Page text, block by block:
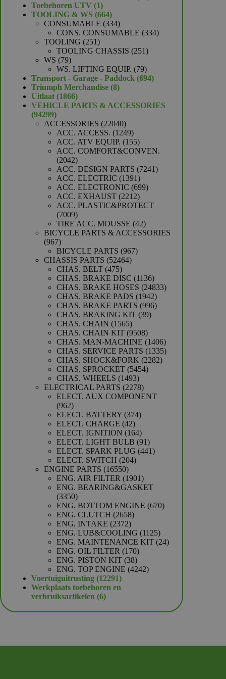
Toebehoren UTV 11
product
TOOLING & WS 664664
producten
CONSUMABLE 334334
producten
CONS. CONSUMABLE 334334
TOOLING 251251
producten
TOOLING CHASSIS 251251
WS 7979
producten
WS. LIFTING EQUIP. 7979
producten
Transport - Garage - Paddock 694694
Triumph Merchandise 88
Uitlaat 18661866
producten
VEHICLE PARTS & ACCESSORIES
9429994299
producten
ACCESSORIES 2204022040
producten
ACC. ACCESS. 12491249
producten
ACC. ATV EQUIP. 155155
producten
ACC. COMFORT&CONVEN.
20422042
producten
ACC. DESIGN PARTS 72417241
ACC. ELECTRIC 13911391
producten
ACC. ELECTRONIC 699699
ACC. EXHAUST 22122212
producten
ACC. PLASTIC&PROTECT
70097009
producten
TIRE ACC. MOUSSE 4242
producten
BICYCLE PARTS & ACCESSORIES
967967
producten
BICYCLE PARTS 967967
CHASSIS PARTS 5246452464
CHAS. BELT 475475
producten
CHAS. BRAKE DISC 11361136
producten
CHAS. BRAKE HOSES 2483324833
CHAS. BRAKE PADS 19421942
producten
CHAS. BRAKE PARTS 996996
CHAS. BRAKING KIT 3939
CHAS. CHAIN 15651565
producten
CHAS. CHAIN KIT 95089508
producten
CHAS. MAN-MACHINE 14061406
producten
CHAS. SERVICE PARTS 13351335
CHAS. SHOCK&FORK 22822282
CHAS. SPROCKET 54545454
CHAS. WHEELS 14931493
producten
ELECTRICAL PARTS 22782278
producten
ELECT. AUX COMPONENT
962962
producten
ELECT. BATTERY 374374
ELECT. CHARGE 4242
producten
ELECT. IGNITION 164164
producten
ELECT. LIGHT BULB 9191
producten
ELECT. SPARK PLUG 441441
ELECT. SWITCH 204204
ENGINE PARTS 1655016550
producten
ENG. AIR FILTER 19011901
producten
ENG. BEARING&GASKET
33503350
producten
ENG. BOTTOM ENGINE 670670
ENG. CLUTCH 26582658
ENG. INTAKE 23722372
producten
ENG. LUB&COOLING 11251125
producten
ENG. MAINTENANCE KIT 2424
ENG. OIL FILTER 170170
producten
ENG. PISTON KIT 3838
producten
ENG. TOP ENGINE 42424242
Voertuiguitrusting 1229112291
producten
Werkplaats toebehoren en
verbruiksartikelen 66